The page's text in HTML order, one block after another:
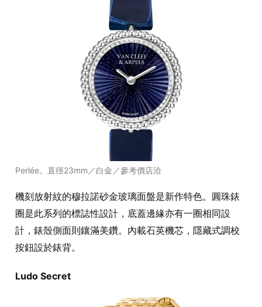
Perlée。直徑23mm／白金／參考價店洽
機刻放射紋的穆拉諾砂金玻璃面盤是新作特色。圓珠錶
圈是此系列的標誌性設計，底蓋邊緣亦有一圈相同設
計，錶殼側面則鑲滿美鑽。內載石英機芯，隱藏式調校
按鈕設於錶背。
Ludo Secret